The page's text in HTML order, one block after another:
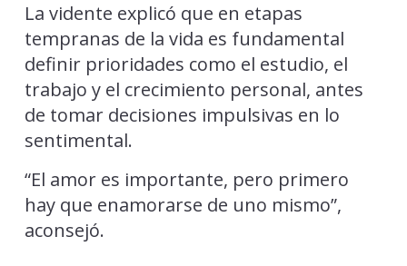
La vidente explicó que en etapas
tempranas de la vida es fundamental
definir prioridades como el estudio, el
trabajo y el crecimiento personal, antes
de tomar decisiones impulsivas en lo
sentimental.
“El amor es importante, pero primero
hay que enamorarse de uno mismo”,
aconsejó.